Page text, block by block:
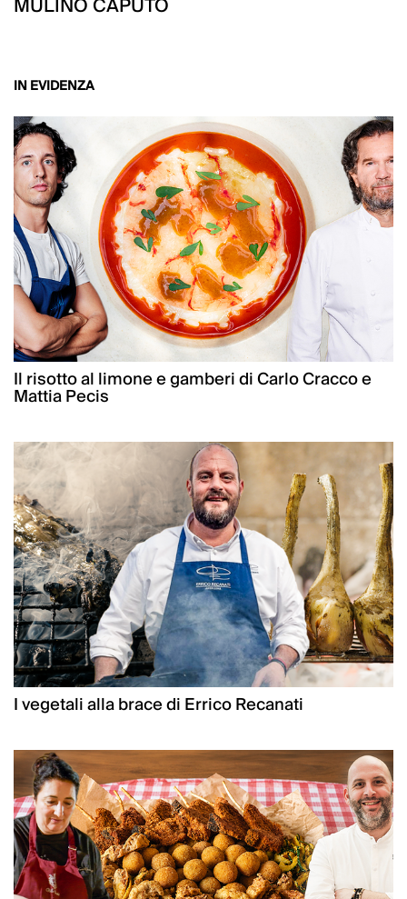
MULINO CAPUTO
IN EVIDENZA
Il risotto al limone e gamberi di Carlo Cracco e
Mattia Pecis
I vegetali alla brace di Errico Recanati